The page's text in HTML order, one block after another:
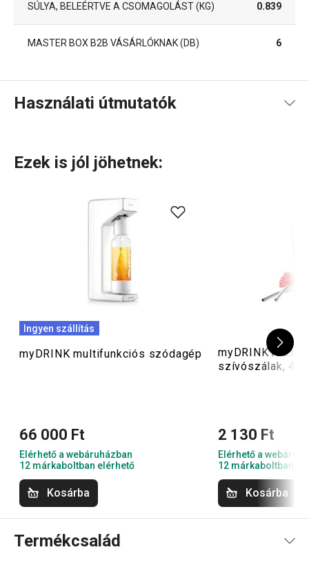
SÚLYA, BELEÉRTVE A CSOMAGOLÁST (KG) 0.839
MASTER BOX B2B VÁSÁRLÓKNAK (DB) 6
Használati útmutatók
Ezek is jól jöhetnek:
Ingyen szállítás
myDRINK multifunkciós szódagép
66 000 Ft
Elérhető a webáruházban
12 márkaboltban elérhető
Kosárba
myDRINK
szívószálak, 4
2 130 Ft
Elérhető a
12 márkaboltban
Kosárba
Termékcsalád